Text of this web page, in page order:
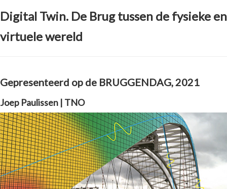
Digital Twin. De Brug tussen de fysieke en
virtuele wereld
Gepresenteerd op de BRUGGENDAG, 2021
Joep Paulissen | TNO